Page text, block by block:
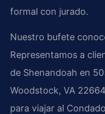
formal con jurado.
Nuestro bufete
Representamos a
de Shenandoah en
Woodstock, VA
para viajar al